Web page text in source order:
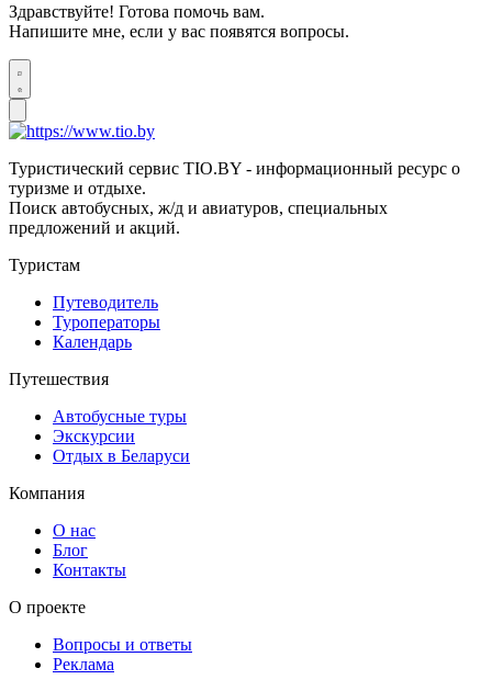
Здравствуйте! Готова помочь вам.
Напишите мне, если у вас появятся вопросы.
Туристический сервис TIO.BY - информационный ресурс о
туризме и отдыхе.
Поиск автобусных, ж/д и авиатуров, специальных
предложений и акций.
Туристам
Путеводитель
Туроператоры
Календарь
Путешествия
Автобусные туры
Экскурсии
Отдых в Беларуси
Компания
О нас
Блог
Контакты
О проекте
Вопросы и ответы
Реклама